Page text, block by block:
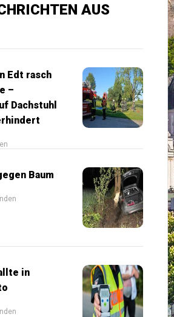
AUS
Edt rasch
–
Dachstuhl
Baum
in